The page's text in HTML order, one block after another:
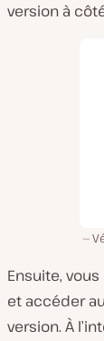
version à
Ensuite,
et accéder
version. À